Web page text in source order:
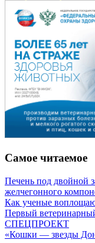
Самое читаемое
Печень под двойной
желчегонного
Как ученые
Первый
СПЕЦПРОЕКТ
«Кошки — звезды